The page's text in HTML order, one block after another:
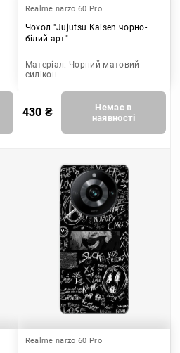
Realme narzo 60 Pro
Чохол "Jujutsu Kaisen чорно-
білий арт"
Матеріал: Чорний матовий
силікон
430 ₴
Немає в
наявності
Realme narzo 60 Pro